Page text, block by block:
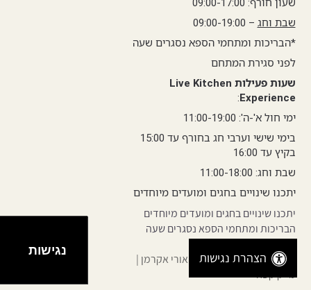
שעון חורף: 09:00-17:00
שבת וחג – 09:00-19:00
*הבריכות ומתחמי הספא נסגרים שעה
לפני סגירת המתחם
שעות פעילות Live Kitchen
Experience
:
ימי חול א'-ה': 11:00-19:00
בימי שישי וערבי חג בחורף עד 15:00
בקיץ עד 16:00
שבת וחג: 11:00-18:00
יתכנו שינויים בחגים ומועדים מיוחדים
יתכנו שינויים בחגים ומועדים מיוחדים
הבריכות ומתחמי הספא נסגרים שעה
קרדיט צילום: ישראל כהן | אורי אקרמן |
מייק קפח
הצהרת נגישות נגישות